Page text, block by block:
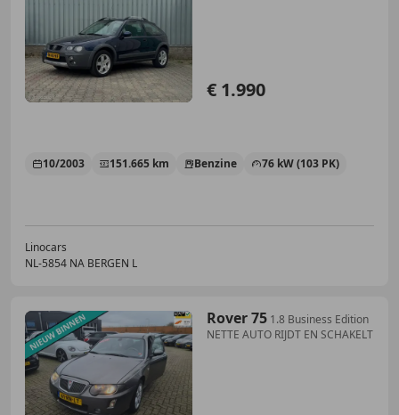
€ 1.990
10/2003 151.665 km Benzine 76 kW (103 PK)
Linocars
NL-5854 NA BERGEN L
Rover 75 1.8 Business Edition
NETTE AUTO RIJDT EN SCHAKELT